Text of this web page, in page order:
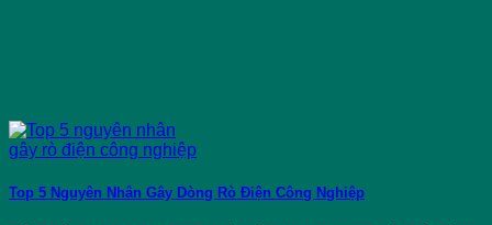
Top 5 Nguyên Nhân Gây Dòng Rò Điện Công Nghiệp